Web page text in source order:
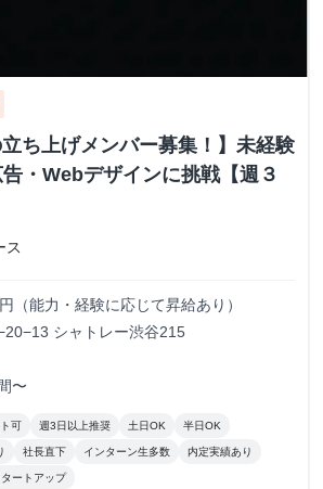
立ち上げメンバー募集！】未経験
・Webデザインに挑戦【週３
ス
（能力・経験に応じて昇給あり）
シャトレー渋谷215
〜
可 週3日以上推奨 土日OK 半日OK
社長直下 インターン生多数 内定実績あり
タートアップ